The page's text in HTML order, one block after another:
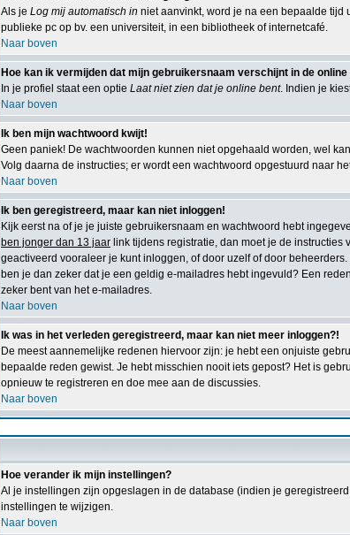
Als je Log mij automatisch in niet aanvinkt, word je na een bepaalde
publieke pc op bv. een universiteit, in een bibliotheek of internetcafé.
Naar boven
Hoe kan ik vermijden dat mijn gebruikersnaam verschijnt in de
In je profiel staat een optie Laat niet zien dat je online bent. Indien je
Naar boven
Ik ben mijn wachtwoord kwijt!
Geen paniek! De wachtwoorden kunnen niet opgehaald worden, wel
Volg daarna de instructies; er wordt een wachtwoord opgestuurd naar
Naar boven
Ik ben geregistreerd, maar kan niet inloggen!
Kijk eerst na of je je juiste gebruikersnaam en wachtwoord hebt
ben jonger dan 13 jaar link tijdens registratie, dan moet je de
geactiveerd vooraleer je kunt inloggen, of door uzelf of door
ben je dan zeker dat je een geldig e-mailadres hebt ingevuld? Een
zeker bent van het e-mailadres.
Naar boven
Ik was in het verleden geregistreerd, maar kan niet meer inloggen?!
De meest aannemelijke redenen hiervoor zijn: je hebt een onjuiste
bepaalde reden gewist. Je hebt misschien nooit iets gepost? Het is
opnieuw te registreren en doe mee aan de discussies.
Naar boven
Hoe verander ik mijn instellingen?
Al je instellingen zijn opgeslagen in de database (indien je
instellingen te wijzigen.
Naar boven